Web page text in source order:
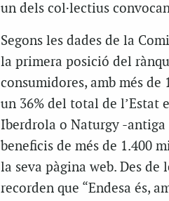
un dels col·lectius
Segons les dades de la
la primera posició del
consumidores, amb més de
un 36% del total de l’Estat
Iberdrola o Naturgy -antiga
beneficis de més de 1.400
la seva pàgina web. Des de
recorden que “Endesa és,